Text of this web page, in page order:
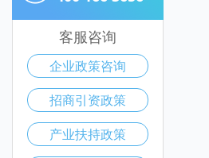
客服咨询
企业政策咨询
招商引资政策
产业扶持政策